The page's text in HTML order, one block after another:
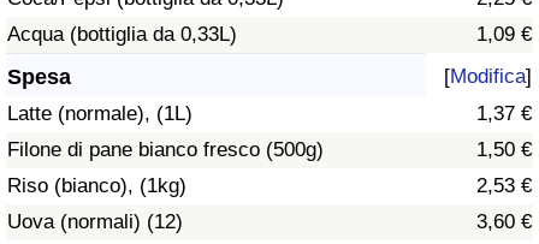
Acqua (bottiglia da 0,33L)
1,09 €
Spesa [Modifica]
Latte (normale), (1L)
1,37 €
Filone di pane bianco fresco (500g)
1,50 €
Riso (bianco), (1kg)
2,53 €
Uova (normali) (12)
3,60 €
Indice della Criminalità
Indice di criminalità per paese
Indice dell’Assistenza Sanitaria (Corrente)